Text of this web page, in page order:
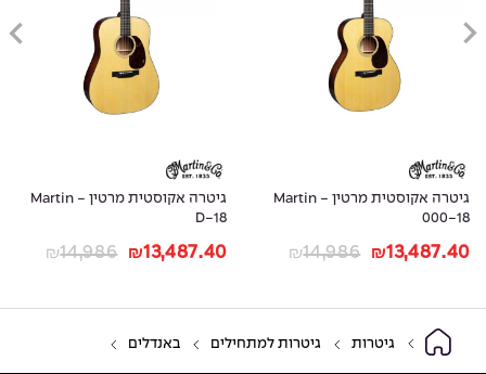
גיטרה אקוסטית מרטין - Martin
000-18
₪14,986 ₪13,487.40
גיטרה אקוסטית מרטין - Martin
D-18
₪14,986 ₪13,487.40
גיטרות גיטרות למתחילים באנדלים